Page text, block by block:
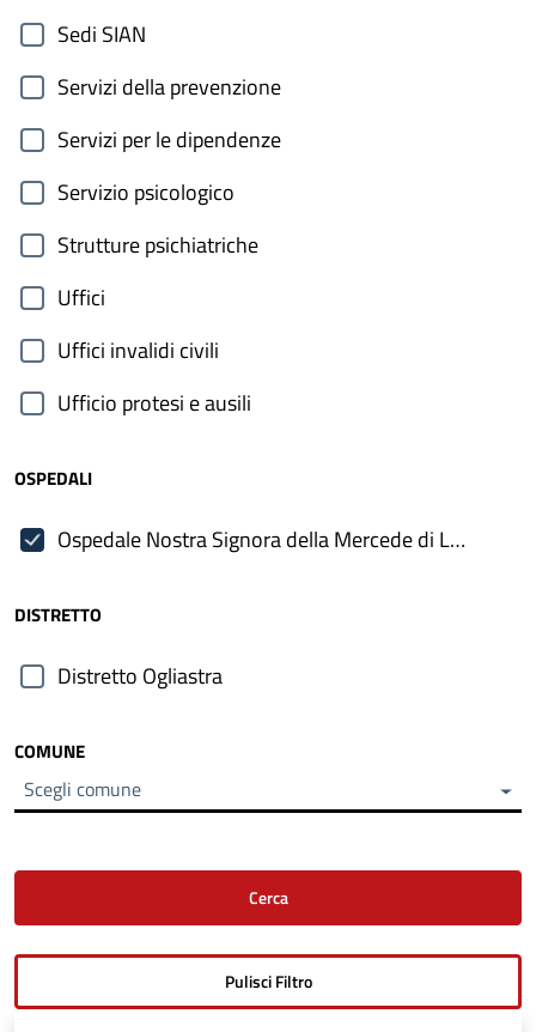
Sedi SIAN
Servizi della prevenzione
Servizi per le dipendenze
Servizio psicologico
Strutture psichiatriche
Uffici
Uffici invalidi civili
Ufficio protesi e ausili
OSPEDALI
Ospedale Nostra Signora della Mercede di Lanusei
DISTRETTO
Distretto Ogliastra
COMUNE
Scegli comune